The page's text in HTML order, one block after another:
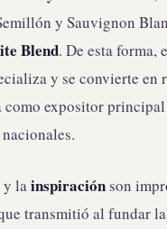
y Sauvignon
Blend. De esta forma,
y se convierte en
como expositor
y lainspiración son
transmitió al fundar